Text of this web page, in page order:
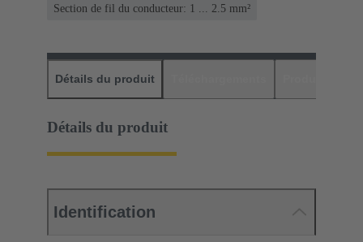
Section de fil du conducteur: 1 ... 2.5 mm²
Détails du produit
Détails du produit
Identification